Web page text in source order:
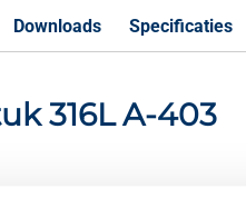
Downloads Specificaties
316L A-403